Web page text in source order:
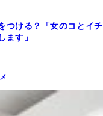
つける？「女のコとイチ
ます」